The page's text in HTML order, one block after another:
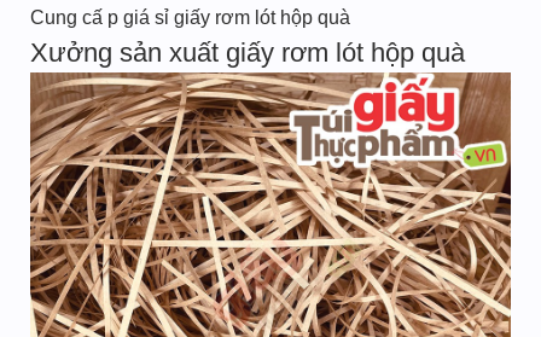
Cung cấ p giá sỉ giấy rơm lót hộp quà
Xưởng sản xuất giấy rơm lót hộp quà